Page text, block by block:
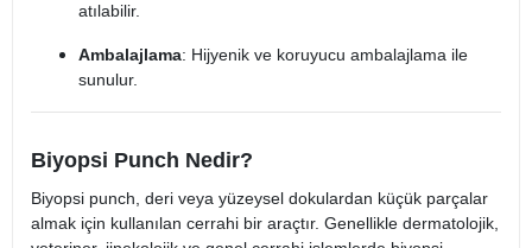
atılabilir.
Ambalajlama: Hijyenik ve koruyucu ambalajlama ile
sunulur.
Biyopsi Punch Nedir?
Biyopsi punch, deri veya yüzeysel dokulardan küçük parçalar
almak için kullanılan cerrahi bir araçtır. Genellikle dermatolojik,